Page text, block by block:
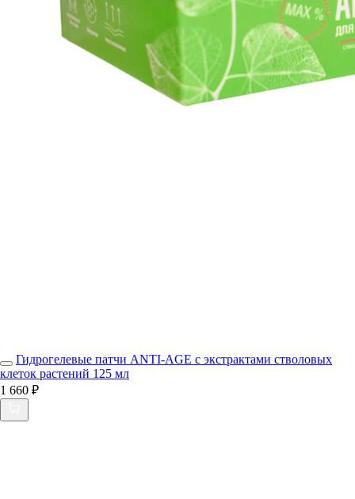
Гидрогелевые патчи ANTI-AGE с экстрактами стволовых
клеток растений 125 мл
1 660 ₽